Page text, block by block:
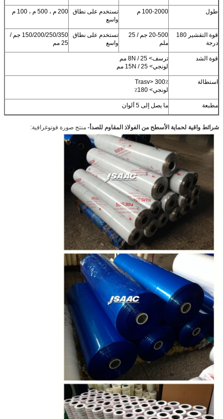
طول 100-2000 م
تستخدم على نطاق
واسع
200 م ، 500 م ، 100 م
قوة التقشير 180
درجة
20-500 جم / 25
ملم
تستخدم على نطاق
واسع
150/200/250/350 جم /
25 مم
قوة الشد
ترسف> 8N / 25 مم
لونجي> 15N / 25 مم
استطالة
Trasv> 300٪
لونجي> 180٪
مطبعة ما يصل إلى 5 ألوان
شرائط واقية لحماية الأسطح من الفولاذ المقاوم للصدأ- منتج صورة فوتوغرافية: